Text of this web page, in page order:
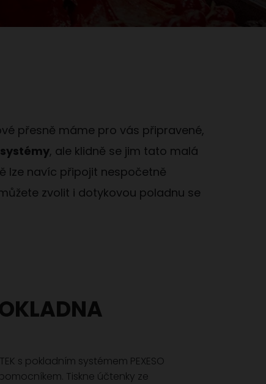
přesně máme pro vás připravené,
, ale klidně se jim tato malá
lze navíc připojit nespočetně
zvolit i dotykovou poladnu se
s pokladním systémem PEXESO
Tiskne účtenky ze